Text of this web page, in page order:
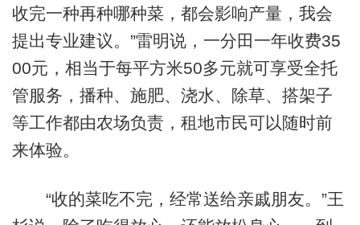
收完一种再种哪种菜，都会影响产量，我会
提出专业建议。”雷明说，一分田一年收费35
00元，相当于每平方米50多元就可享受全托
管服务，播种、施肥、浇水、除草、搭架子
等工作都由农场负责，租地市民可以随时前
来体验。
“收的菜吃不完，经常送给亲戚朋友。”王